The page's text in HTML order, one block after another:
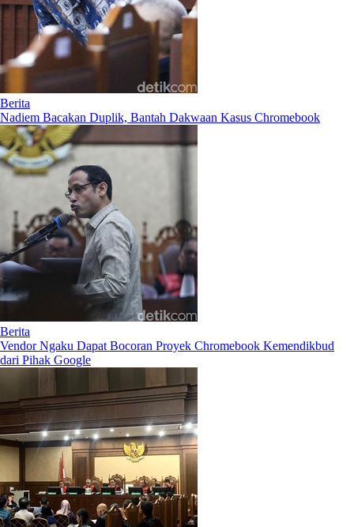
Berita
Nadiem Bacakan Duplik, Bantah Dakwaan Kasus Chromebook
Berita
Vendor Ngaku Dapat Bocoran Proyek Chromebook Kemendikbud
dari Pihak Google